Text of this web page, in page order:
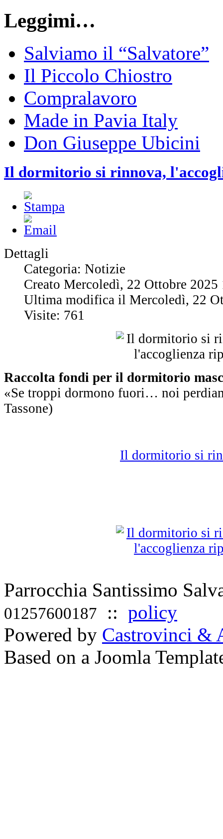
Leggimi…
Salviamo il “Salvatore”
Il Piccolo Chiostro
Compralavoro
Made in Pavia Italy
Don Giuseppe Ubicini
Il dormitorio si rinnova,
Dettagli
Categoria: Notizie
Creato Mercoledì, 22 Ottobre 2025
Ultima modifica il Mercoledì, 22
Visite: 761
Raccolta fondi per il dormitorio
«Se troppi dormono fuori… noi
Tassone)
Il dormitorio si
Parrocchia Santissimo
01257600187 :: policy
Powered by Castrovinci &
Based on a Joomla